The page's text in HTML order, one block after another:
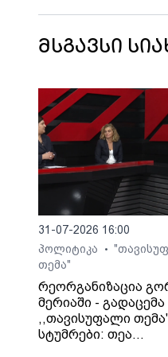
მსგავსი
31-07-2026 16:00
პოლიტიკა
•
თემა"
რეორგანიზაცია
მერიაში - გადაცემა
,,თავისუფალი
სტუმრები: თეა